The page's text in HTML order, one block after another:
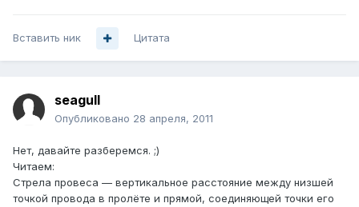
Вставить ник Цитата
seagull
Опубликовано 28 апреля, 2011
Нет, давайте разберемся. ;)
Читаем:
Стрела провеса — вертикальное расстояние между низшей
точкой провода в пролёте и прямой, соединяющей точки его